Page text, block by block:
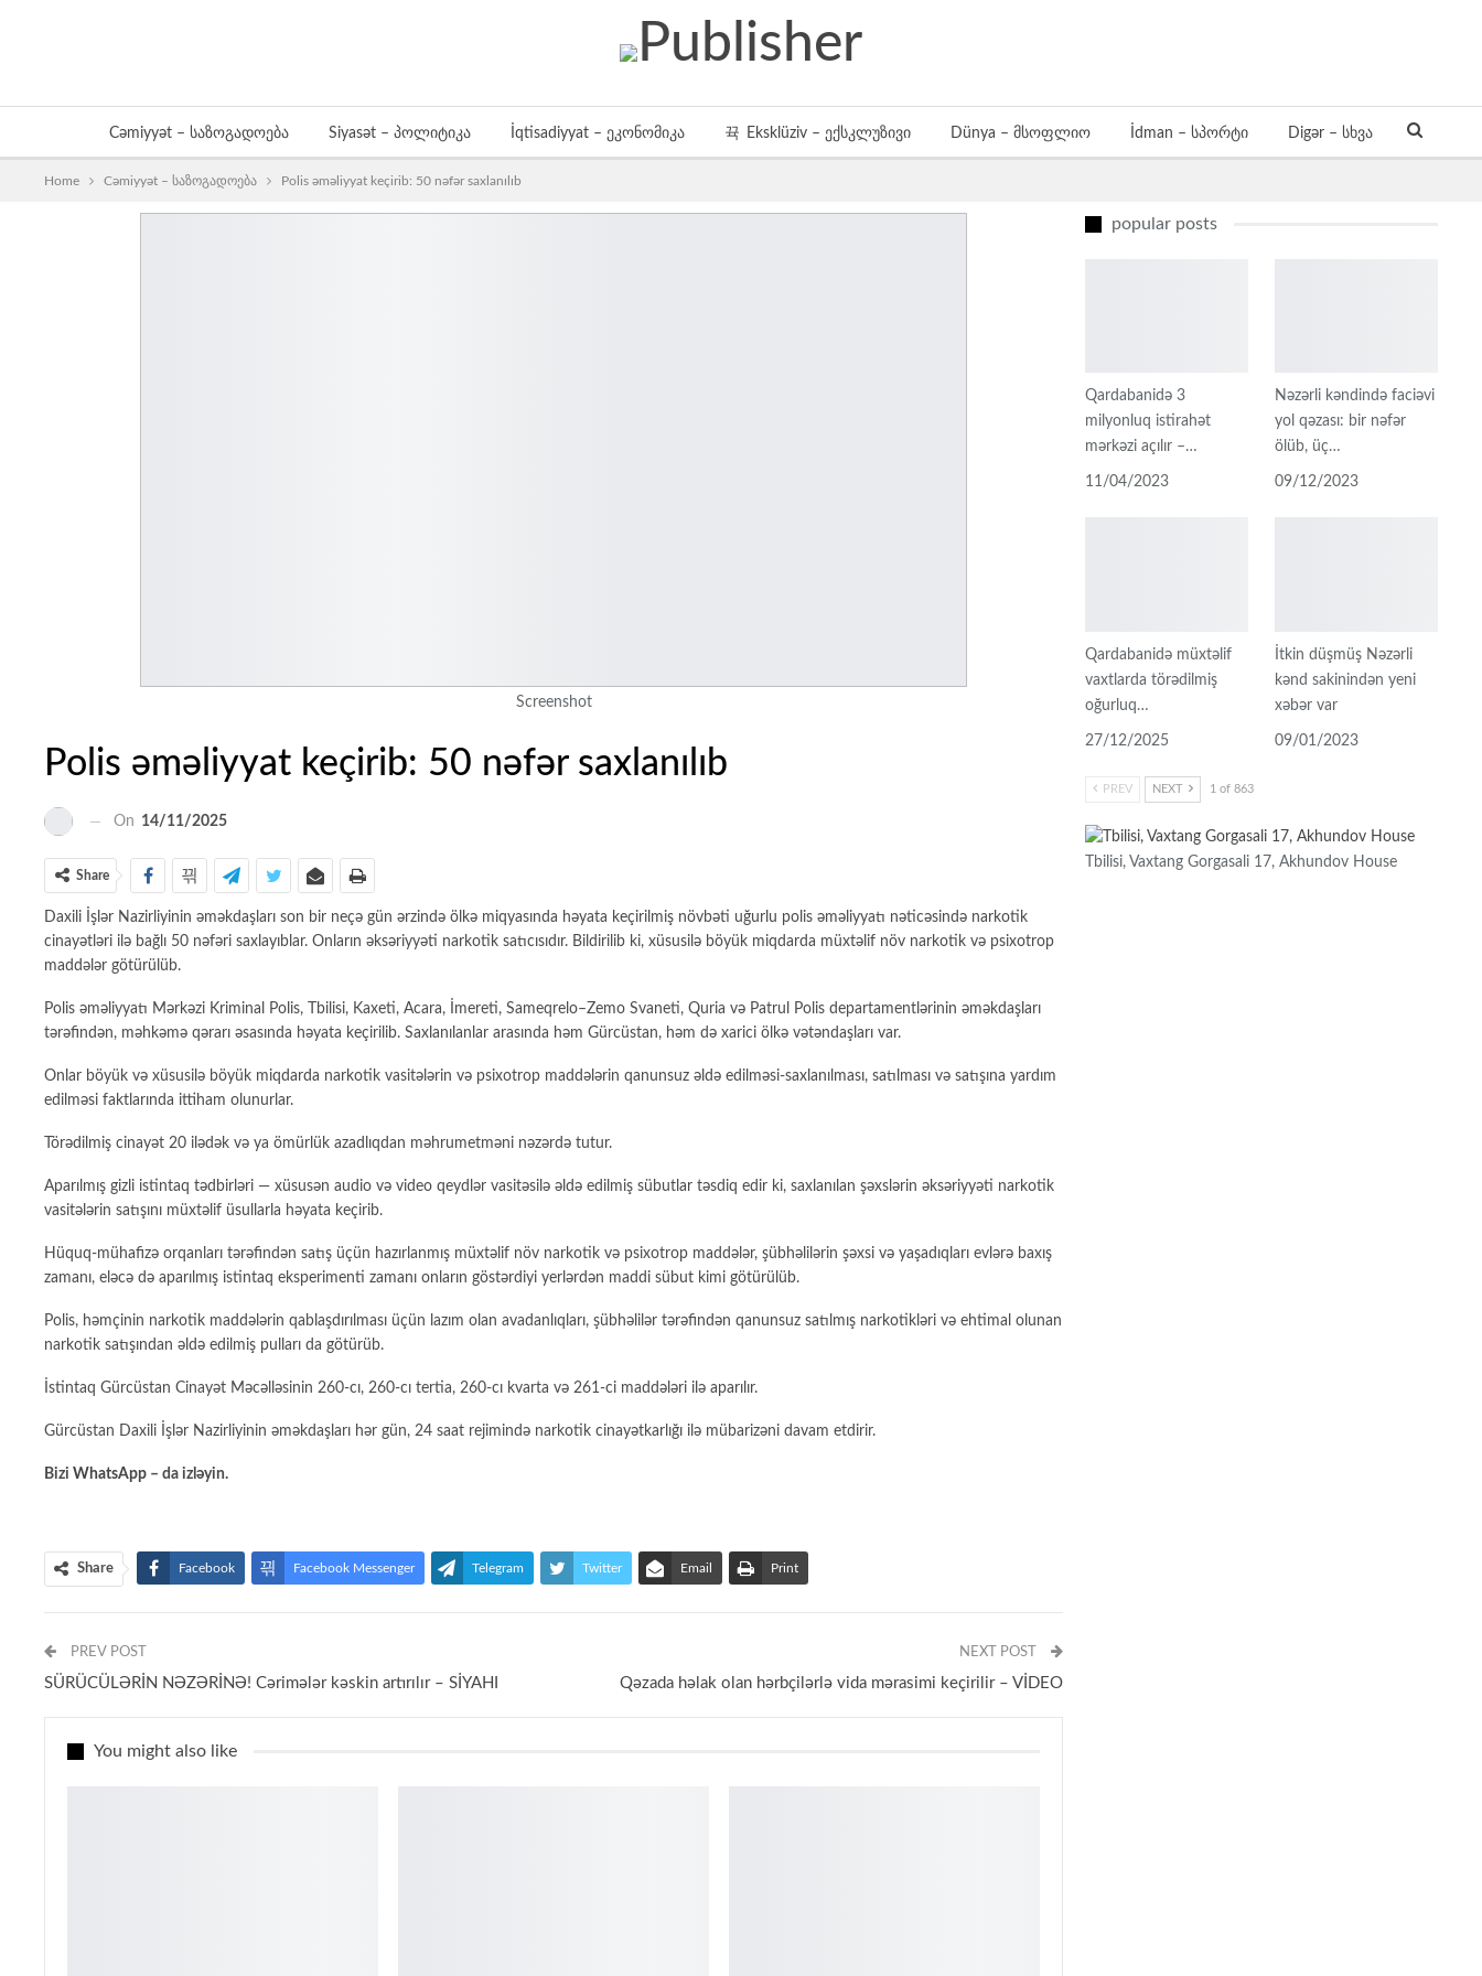
Cəmiyyət – საზოგადოება Siyasət – პოლიტიკა İqtisadiyyat – ეკონომიკა Eksklüziv – ექსკლუზივი Dünya – მსოფლიო İdman – სპორტი Digər – სხვა
Home Cəmiyyət – საზოგადოება Polis əməliyyat keçirib: 50 nəfər saxlanılıb
Screenshot
Polis əməliyyat keçirib: 50 nəfər saxlanılıb
On 14/11/2025
Share
Daxili İşlər Nazirliyinin əməkdaşları son bir neçə gün ərzində ölkə miqyasında həyata keçirilmiş növbəti uğurlu polis əməliyyatı nəticəsində narkotik
cinayətləri ilə bağlı 50 nəfəri saxlayıblar. Onların əksəriyyəti narkotik satıcısıdır. Bildirilib ki, xüsusilə böyük miqdarda müxtəlif növ narkotik və psixotrop
maddələr götürülüb.
Polis əməliyyatı Mərkəzi Kriminal Polis, Tbilisi, Kaxeti, Acara, İmereti, Sameqrelo–Zemo Svaneti, Quria və Patrul Polis departamentlərinin əməkdaşları
tərəfindən, məhkəmə qərarı əsasında həyata keçirilib. Saxlanılanlar arasında həm Gürcüstan, həm də xarici ölkə vətəndaşları var.
Onlar böyük və xüsusilə böyük miqdarda narkotik vasitələrin və psixotrop maddələrin qanunsuz əldə edilməsi-saxlanılması, satılması və satışına yardım
edilməsi faktlarında ittiham olunurlar.
Törədilmiş cinayət 20 ilədək və ya ömürlük azadlıqdan məhrumetməni nəzərdə tutur.
Aparılmış gizli istintaq tədbirləri — xüsusən audio və video qeydlər vasitəsilə əldə edilmiş sübutlar təsdiq edir ki, saxlanılan şəxslərin əksəriyyəti narkotik
vasitələrin satışını müxtəlif üsullarla həyata keçirib.
Hüquq-mühafizə orqanları tərəfindən satış üçün hazırlanmış müxtəlif növ narkotik və psixotrop maddələr, şübhəlilərin şəxsi və yaşadıqları evlərə baxış
zamanı, eləcə də aparılmış istintaq eksperimenti zamanı onların göstərdiyi yerlərdən maddi sübut kimi götürülüb.
Polis, həmçinin narkotik maddələrin qablaşdırılması üçün lazım olan avadanlıqları, şübhəlilər tərəfindən qanunsuz satılmış narkotikləri və ehtimal olunan
narkotik satışından əldə edilmiş pulları da götürüb.
İstintaq Gürcüstan Cinayət Məcəlləsinin 260-cı, 260-cı tertia, 260-cı kvarta və 261-ci maddələri ilə aparılır.
Gürcüstan Daxili İşlər Nazirliyinin əməkdaşları hər gün, 24 saat rejimində narkotik cinayətkarlığı ilə mübarizəni davam etdirir.
Bizi WhatsApp – da izləyin.
Share Facebook Facebook Messenger Telegram Twitter Email Print
PREV POST
SÜRÜCÜLƏRİN NƏZƏRİNƏ! Cərimələr kəskin artırılır – SİYAHI
NEXT POST
Qəzada həlak olan hərbçilərlə vida mərasimi keçirilir – VİDEO
You might also like
popular posts
Qardabanidə 3
milyonluq istirahət
mərkəzi açılır –…
11/04/2023
Nəzərli kəndində faciəvi
yol qəzası: bir nəfər
ölüb, üç…
09/12/2023
Qardabanidə müxtəlif
vaxtlarda törədilmiş
oğurluq…
27/12/2025
İtkin düşmüş Nəzərli
kənd sakinindən yeni
xəbər var
09/01/2023
PREV NEXT 1 of 863
Tbilisi, Vaxtang Gorgasali 17, Akhundov House